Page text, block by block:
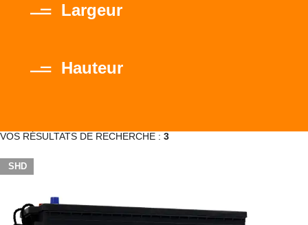
Largeur
Hauteur
VOS RÉSULTATS DE RECHERCHE : 3
SHD